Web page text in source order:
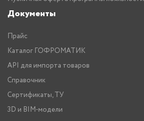
Документы
Прайс
Каталог ГОФРОМАТИК
API для импорта товаров
Справочник
Сертификаты, ТУ
3D и BIM-модели